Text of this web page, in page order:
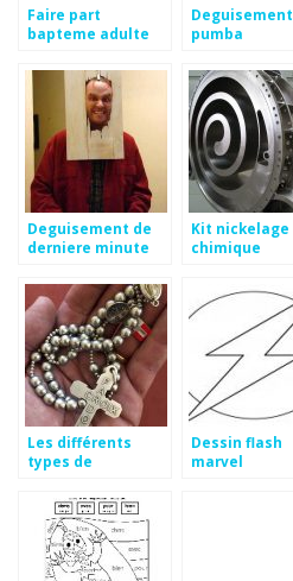
Faire part
bapteme adulte
Deguisement
pumba
Deguisement de
derniere minute
Kit nickelage
chimique
Les différents
types de
catholiques
Dessin flash
marvel